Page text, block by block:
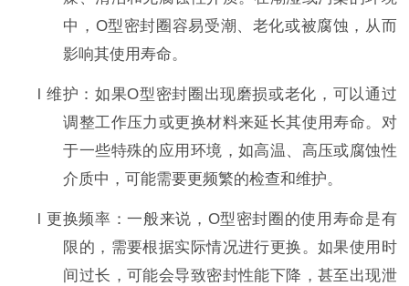
中， O型密封圈容易受潮、老化或被腐蚀，从而
影响其使用寿命。
l维护：如果O型密封圈出现磨损或老化，可以通过
调整工作压力或更换材料来延长其使用寿命。对
于一些特殊的应用环境，如高温、高压或腐蚀性
介质中，可能需要更频繁的检查和维护。
l更换频率：一般来说， O型密封圈的使用寿命是有
限的，需要根据实际情况进行更换。如果使用时
间过长，可能会导致密封性能下降，甚至出现泄